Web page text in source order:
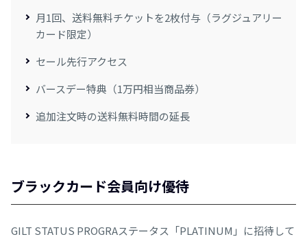
月1回、送料無料チケットを2枚付与（ラグジュアリー
カード限定）
セール先行アクセス
バースデー特典（1万円相当商品券）
追加注文時の送料無料時間の延長
ブラックカード会員向け優待
GILT STATUS PROGRAステータス「PLATINUM」に招待して